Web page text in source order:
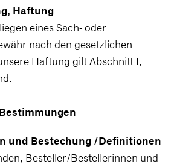
Haftung
eines Sach- oder
nach den gesetzlichen
Haftung gilt Abschnitt I,
und Bestechung /Definitionen
Besteller/Bestellerinnen und